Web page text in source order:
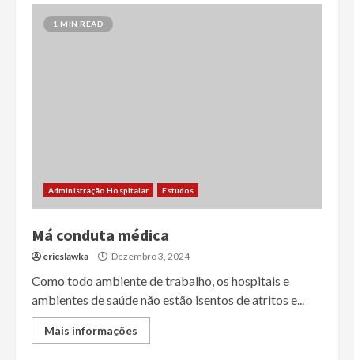
1 MIN READ
Administração Hospitalar Estudos
Má conduta médica
ericslawka Dezembro 3, 2024
Como todo ambiente de trabalho, os hospitais e
ambientes de saúde não estão isentos de atritos e...
Mais informações